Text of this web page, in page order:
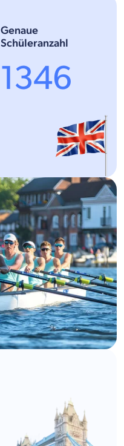
Genaue
Schüleranzahl
1346